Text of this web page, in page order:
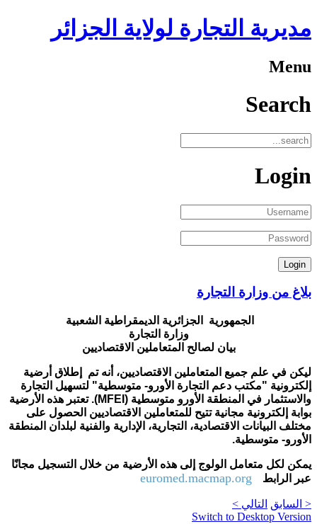
مديرية التجارة لولاية الجزائر
Menu
Search
Login
بلاغ من وزارة التجارة
الجمهورية الجزائرية الديمقراطية الشعبية
وزارة التجارة
بيان لصالح المتعاملين الاقتصاديين
ليكن في علم جميع المتعاملين الاقتصاديين، أنه تم إطلاق أرضية
إلكترونية "مكتب دعم التجارة الأورو- متوسطية" لتسهيل التجارة
والاستثمار في المنطقة الأورو متوسطية (MFEI). تعتبر هذه الأرضية
بوابة إلكترونية مجانية تتيح للمتعاملين الاقتصاديين الحصول على
مختلف البيانات الاقتصادية، التجارية، الإدارية والفنية لبلدان المنطقة
الأورو- متوسطية.
يمكن لكل متعامل الولوج إلى هذه الأرضية من خلال التسجيل مجانًا
عبر الرابط
euromed.macmap.org
< السابق التالي >
Switch to Desktop Version